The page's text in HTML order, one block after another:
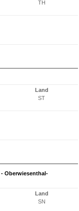
TH
Land
ST
Oberwiesenthal-
Land
SN